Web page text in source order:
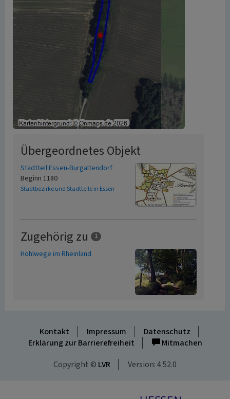
Übergeordnetes Objekt
Stadtteil Essen-Burgaltendorf
Beginn 1180
Stadtbezirke und Stadtteile in Essen
Zugehörig zu 1
Hohlwege im Rheinland
Kontakt Impressum
Datenschutz
Erklärung zur Barrierefreiheit
Mitmachen
Copyright © LVR Version: 4.52.0